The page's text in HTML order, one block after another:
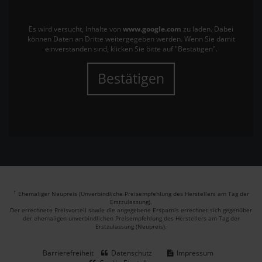
Es wird versucht, Inhalte von www.google.com zu laden. Dabei
können Daten an Dritte weitergegeben werden. Wenn Sie damit
einverstanden sind, klicken Sie bitte auf "Bestätigen".
Bestätigen
1 Ehemaliger Neupreis (Unverbindliche Preisempfehlung des Herstellers am Tag der
Erstzulassung).
Der errechnete Preisvorteil sowie die angegebene Ersparnis errechnet sich gegenüber
der ehemaligen unverbindlichen Preisempfehlung des Herstellers am Tag der
Erstzulassung (Neupreis).
Barrierefreiheit Datenschutz
Impressum